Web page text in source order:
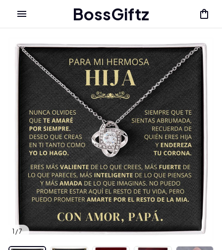
BossGiftz
1 / 7